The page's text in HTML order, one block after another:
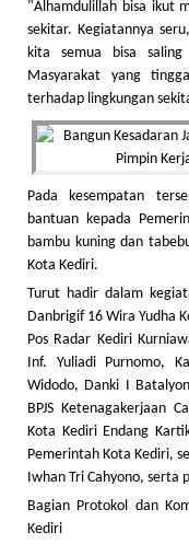
"Alhamdulillah bisa ikut
sekitar. Kegiatannya
kita semua bisa
Masyarakat yang
terhadap lingkungan
Pada kesempatan
bantuan kepada
bambu kuning dan
Kota Kediri.
Turut hadir dalam
Danbrigif 16 Wira Yudha
Pos Radar Kediri
Inf. Yuliadi Purnomo,
Widodo, Danki I
BPJS Ketenagakerjaan
Kota Kediri Endang
Pemerintah Kota Kediri,
Iwhan Tri Cahyono, serta
Bagian Protokol dan
Kediri